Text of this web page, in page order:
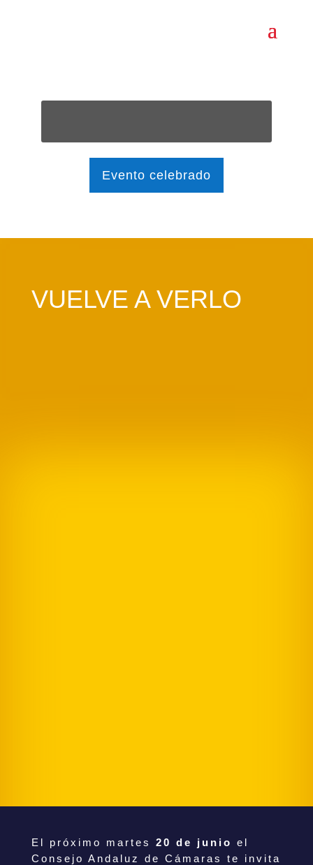
Evento celebrado
VUELVE A VERLO
El próximo martes 20 de junio el
Consejo Andaluz de Cámaras te invita